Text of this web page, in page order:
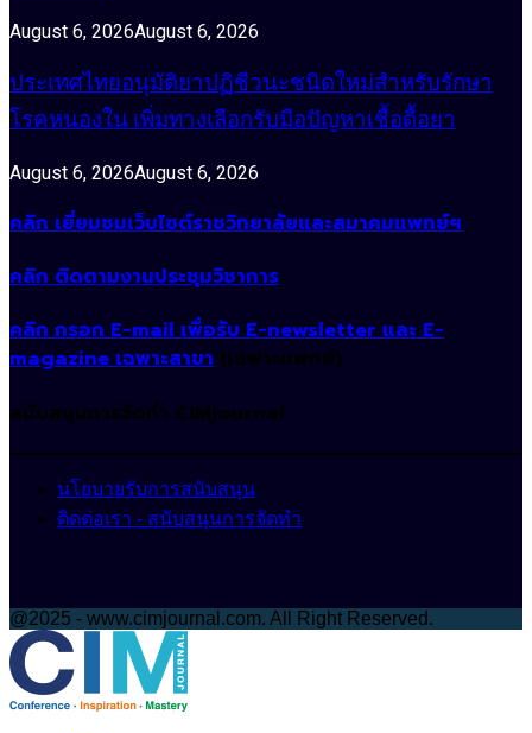
August 6, 2026August 6, 2026
ประเทศไทยอนุมัติยาปฏิชีวนะชนิดใหม่สำหรับรักษา
โรคหนองใน เพิ่มทางเลือกรับมือปัญหาเชื้อดื้อยา
August 6, 2026August 6, 2026
คลิก เยี่ยมชมเว็บไซต์ราชวิทยาลัยและสมาคมแพทย์ฯ
คลิก ติดตามงานประชุมวิชาการ
คลิก กรอก E-mail เพื่อรับ E-newsletter และ E-
magazine เฉพาะสาขา (เฉพาะแพทย์)
สนับสนุนการจัดทำ CIMjournal
นโยบายรับการสนับสนุน
ติดต่อเรา - สนับสนุนการจัดทำ
@2025 - www.cimjournal.com. All Right Reserved.